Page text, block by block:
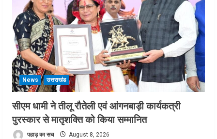
News उत्तराखंड
सीएम धामी ने तीलू रौतेली एवं आंगनबाड़ी कार्यकत्री
पुरस्कार से मातृशक्ति को किया सम्मानित
पहाड़ का सच August 8, 2026